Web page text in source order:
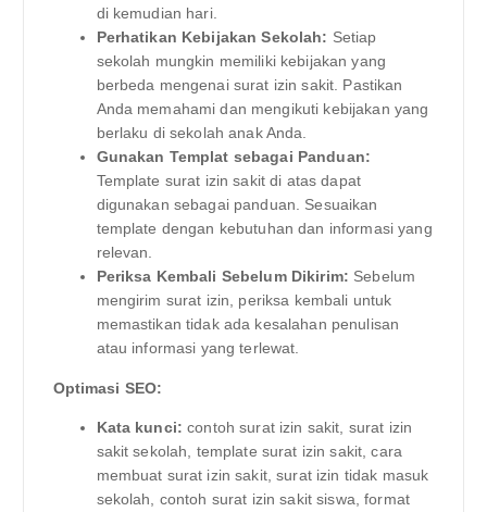
di kemudian hari.
Perhatikan Kebijakan Sekolah: Setiap
sekolah mungkin memiliki kebijakan yang
berbeda mengenai surat izin sakit. Pastikan
Anda memahami dan mengikuti kebijakan yang
berlaku di sekolah anak Anda.
Gunakan Templat sebagai Panduan:
Template surat izin sakit di atas dapat
digunakan sebagai panduan. Sesuaikan
template dengan kebutuhan dan informasi yang
relevan.
Periksa Kembali Sebelum Dikirim: Sebelum
mengirim surat izin, periksa kembali untuk
memastikan tidak ada kesalahan penulisan
atau informasi yang terlewat.
Optimasi SEO:
Kata kunci: contoh surat izin sakit, surat izin
sakit sekolah, template surat izin sakit, cara
membuat surat izin sakit, surat izin tidak masuk
sekolah, contoh surat izin sakit siswa, format